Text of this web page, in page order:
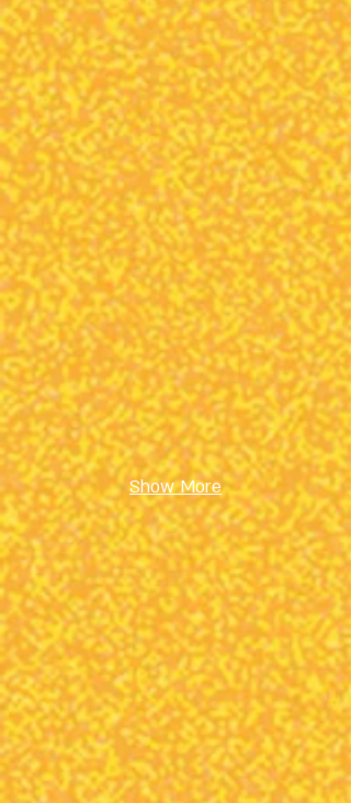
מסע בין חלמונים
אנסמבל
עתים,
ישראל
סיפור מנייר
אורית
ליבוביץ',
ישראל
Show More
נע ונד
גלעד
שבתאי,
ישראל/גרמניה
סדנת מריונטות על חוט
תומאס